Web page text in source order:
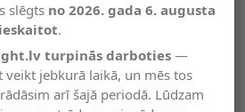
Valodas
slēgts no 2026. gada 6. augusta
.
turpinās darboties—
veikt jebkurā laikā, un mēs tos
arī šajā periodā. Lūdzam